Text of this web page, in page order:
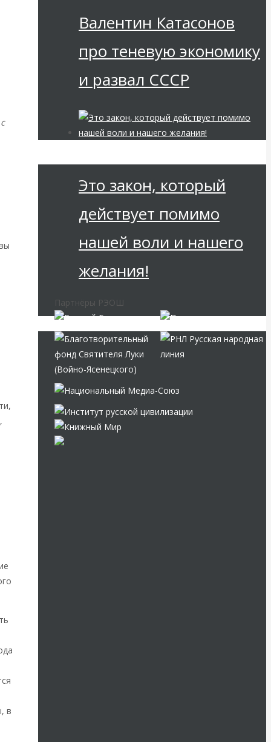
в
Валентин Катасонов
про теневую экономику
и развал СССР
Это закон, который
действует помимо
нашей воли и нашего
желания!
Партнёры РЭОШ